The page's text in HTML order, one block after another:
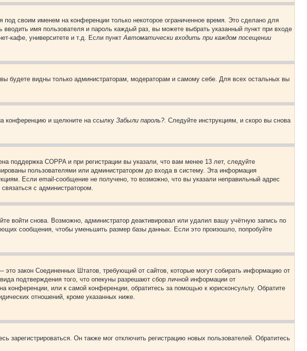
под своим именем на конференции только некоторое ограниченное время. Это сделано для
имя пользователя и пароль каждый раз, вы можете выбрать указанный пункт при входе
кафе, университете и т.д. Если пунктАвтоматически входить при каждом посещении
будете видны только администраторам, модераторам и самому себе. Для всех остальных вы
конференцию и щелкните на ссылку Забыли пароль?. Следуйте инструкциям, и скоро вы снова
поддержка COPPA и при регистрации вы указали, что вам менее 13 лет, следуйте
пользователями или администратором до входа в систему. Эта информация
Если email-сообщение не получено, то возможно, что вы указали неправильный адрес
с администратором.
войти снова. Возможно, администратор деактивировал или удалил вашу учётную запись по
сообщения, чтобы уменьшить размер базы данных. Если это произошло, попробуйте
закон Соединенных Штатов, требующий от сайтов, которые могут собирать информацию от
подтверждения того, что опекуны разрешают сбор личной информации от
или к самой конференции, обратитесь за помощью к юрисконсульту. Обратите
отношений, кроме указанных ниже.
Он также мог отключить регистрацию новых пользователей. Обратитесь